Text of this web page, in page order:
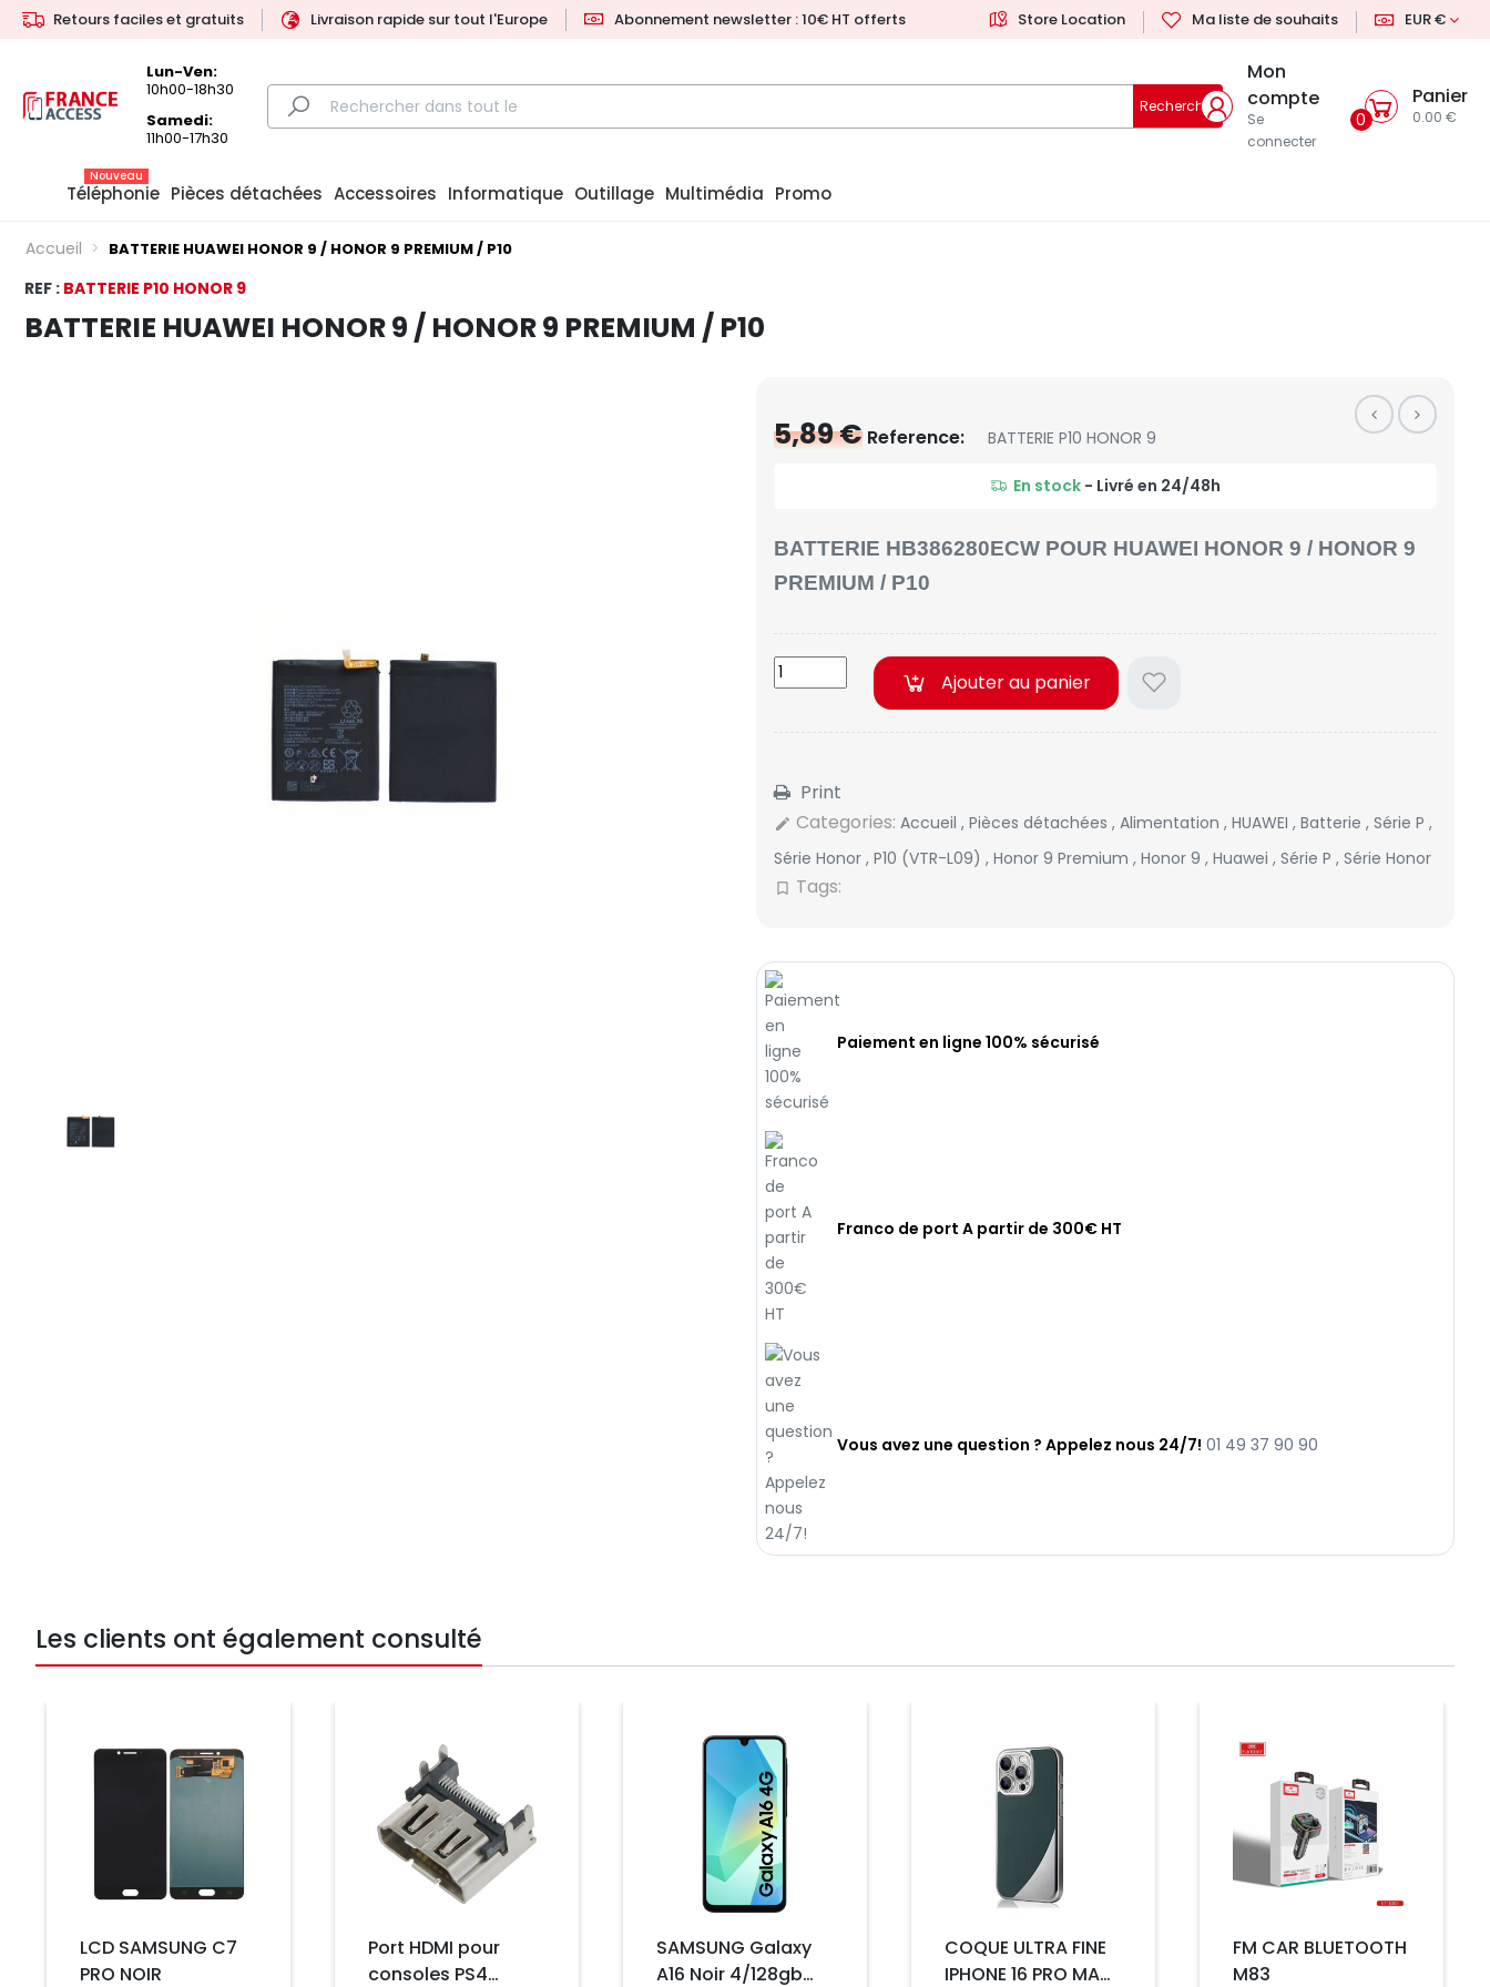
Retours faciles et gratuits Livraison rapide sur tout l'Europe Abonnement newsletter : 10€ HT offerts Store Location Ma liste de souhaits EUR €
Lun-Ven:
10h00-18h30
Samedi:
11h00-17h30
Rechercher
Mon
compte
Se
connecter
0
Panier
0.00 €
Téléphonie
Nouveau
Pièces détachées Accessoires Informatique Outillage Multimédia Promo
Accueil BATTERIE HUAWEI HONOR 9 / HONOR 9 PREMIUM / P10
REF : BATTERIE P10 HONOR 9
BATTERIE HUAWEI HONOR 9 / HONOR 9 PREMIUM / P10
5,89 € Reference: BATTERIE P10 HONOR 9
En stock - Livré en 24/48h
BATTERIE HB386280ECW POUR HUAWEI HONOR 9 / HONOR 9
PREMIUM / P10
Ajouter au panier
Print
edit Categories: Accueil , Pièces détachées , Alimentation , HUAWEI , Batterie , Série P ,
Série Honor , P10 (VTR-L09) , Honor 9 Premium , Honor 9 , Huawei , Série P , Série Honor
bookmark_border Tags:
Paiement en ligne 100% sécurisé
Franco de port A partir de 300€ HT
Vous avez une question ? Appelez nous 24/7! 01 49 37 90 90
Les clients ont également consulté
Prix
LCD SAMSUNG C7
PRO NOIR
Port HDMI pour
consoles PS4
SAMSUNG Galaxy
A16 Noir 4/128gb
COQUE ULTRA FINE
IPHONE 16 PRO MAX
Prix
FM CAR BLUETOOTH
M83